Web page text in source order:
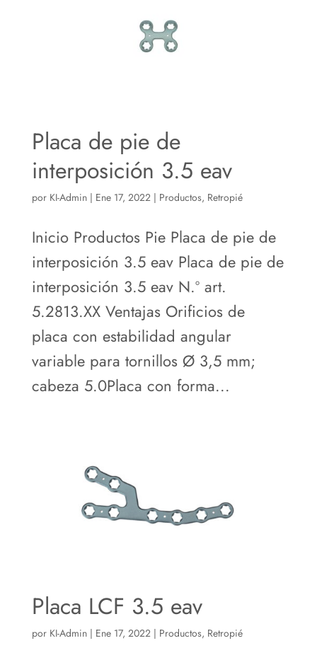
Placa de pie de
interposición 3.5 eav
por KI-Admin| Ene 17, 2022| Productos, Retropié
Inicio Productos Pie Placa de pie de
interposición 3.5 eav Placa de pie de
interposición 3.5 eav N.º art.
5.2813.XX Ventajas Orificios de
placa con estabilidad angular
variable para tornillos Ø 3,5 mm;
cabeza 5.0Placa con forma...
Placa LCF 3.5 eav
por KI-Admin| Ene 17, 2022| Productos, Retropié